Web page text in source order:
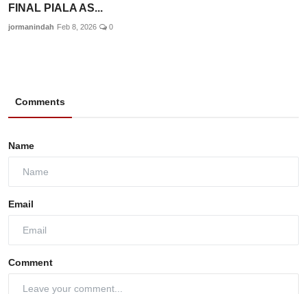
FINAL PIALA AS...
jormanindah Feb 8, 2026 0
Comments
Name
Email
Comment